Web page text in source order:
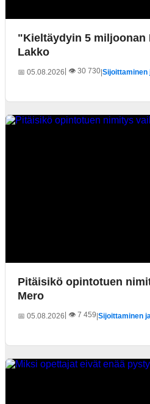
"Kieltäydyin 5 miljoonan
Lakko
📅 05.08.2026 | 👁️ 30 730|Sijoittaminen
Pitäisikö opintotuen
Mero
📅 05.08.2026 | 👁️ 7 459|Sijoittaminen